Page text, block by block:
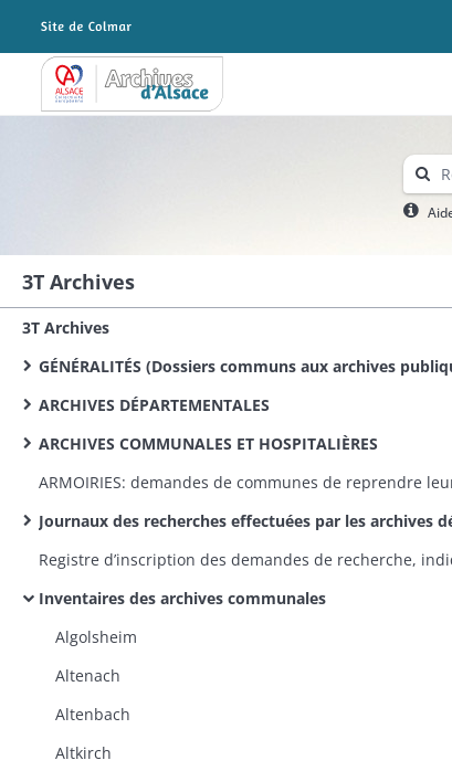
Archives Alsace - Colmar
3T Archives
3T Archives
GÉNÉRALITÉS (Dossiers communs aux archives publiques conservées dans le
ARCHIVES DÉPARTEMENTALES
ARCHIVES COMMUNALES ET HOSPITALIÈRES
Journaux des recherches effectuées par les archives
Inventaires des archives communales
Algolsheim
Altenach
Altenbach
Altkirch